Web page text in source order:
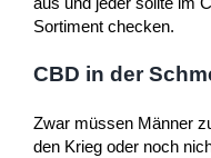
Sortiment checken.
CBD in der
Zwar müssen Männer
den Krieg oder noch